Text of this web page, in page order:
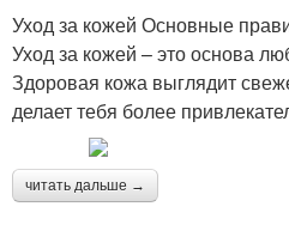
Уход за кожей Основные
Уход за кожей – это основа
Здоровая кожа выглядит
делает тебя более
читать дальше →